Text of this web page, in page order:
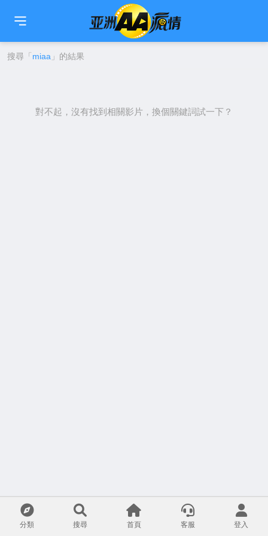
🇹🇼 简中 🇺🇸EN 🇯🇵日本語
搜尋「 miaa 」的結果
對不起，沒有找到相關影片，換個關鍵詞試一下？
分類 搜尋 首頁 客服 登入